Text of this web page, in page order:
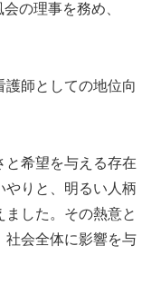
の理事を務め、
護師としての地位向
と希望を与える存在
やりと、明るい人柄
した。その熱意と
社会全体に影響を与